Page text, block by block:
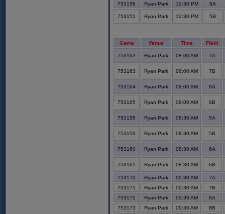
753156 Ryan Park 12:30 PM 8A
753151 Ryan Park 12:30 PM 5B
Game Venue Time Field
753162 Ryan Park 08:00 AM 7A
753163 Ryan Park 08:00 AM 7B
753164 Ryan Park 08:00 AM 8A
753165 Ryan Park 08:00 AM 8B
753158 Ryan Park 08:30 AM 5A
753159 Ryan Park 08:30 AM 5B
753160 Ryan Park 08:30 AM 6A
753161 Ryan Park 08:30 AM 6B
753170 Ryan Park 09:30 AM
7A
753171
Ryan Park 09:30 AM
7B
753172
Ryan Park 09:30 AM
8A
753173
Ryan Park 09:30 AM 8B